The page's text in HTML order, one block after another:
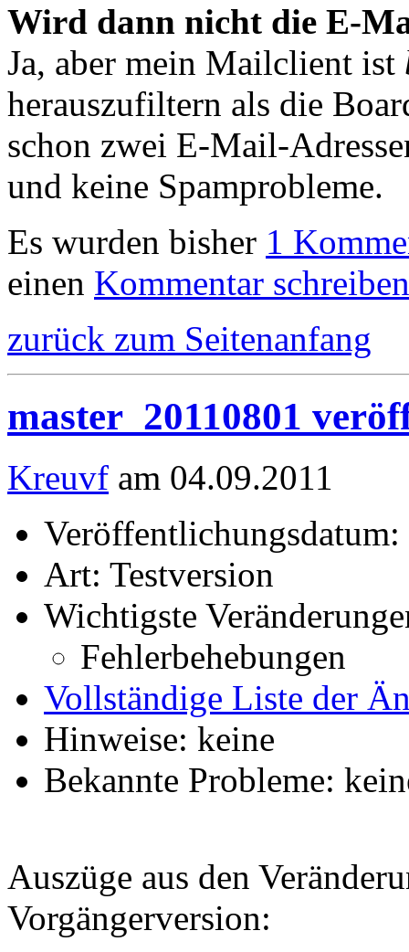
Wird dann nicht die E-
Ja, aber mein Mailclient ist
herauszufiltern als die
schon zwei E-Mail-
und keine Spamprobleme.
Es wurden bisher 1
einen Kommentar schreiben
zurück zum Seitenanfang
master_20110801
Kreuvf am 04.09.2011
Veröffentlichungsdatum:
Art: Testversion
Wichtigste
Fehlerbehebungen
Vollständige Liste der
Hinweise: keine
Bekannte Probleme:
Auszüge aus den
Vorgängerversion: